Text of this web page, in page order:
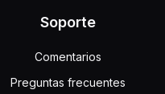
Soporte
Comentarios
Preguntas frecuentes